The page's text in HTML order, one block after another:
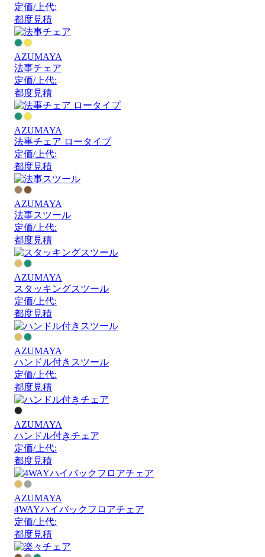
定価/上代:
都度見積
AZUMAYA
法事チェア
定価/上代:
都度見積
AZUMAYA
法事チェア ロータイプ
定価/上代:
都度見積
AZUMAYA
法事スツール
定価/上代:
都度見積
AZUMAYA
スタッキングスツール
定価/上代:
都度見積
AZUMAYA
ハンドル付きスツール
定価/上代:
都度見積
AZUMAYA
ハンドル付きチェア
定価/上代:
都度見積
AZUMAYA
4WAYハイバックフロアチェア
定価/上代:
都度見積